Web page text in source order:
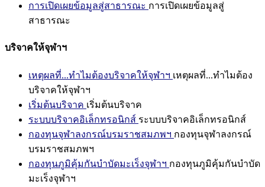
การเปิดเผยข้อมูลสู่สาธารณะ การเปิดเผยข้อมูลสู่
สาธารณะ
บริจาคให้จุฬาฯ
เหตุผลที่...ทำไมต้องบริจาคให้จุฬาฯ เหตุผลที่...ทำไมต้อง
บริจาคให้จุฬาฯ
เริ่มต้นบริจาค เริ่มต้นบริจาค
ระบบบริจาคอิเล็กทรอนิกส์ ระบบบริจาคอิเล็กทรอนิกส์
กองทุนจุฬาลงกรณ์บรมราชสมภพฯ กองทุนจุฬาลงกรณ์
บรมราชสมภพฯ
กองทุนภูมิคุ้มกันบำบัดมะเร็งจุฬาฯ กองทุนภูมิคุ้มกันบำบัด
มะเร็งจุฬาฯ